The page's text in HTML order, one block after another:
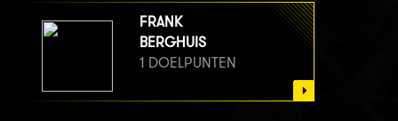
FRANK
BERGHUIS
1 DOELPUNTEN